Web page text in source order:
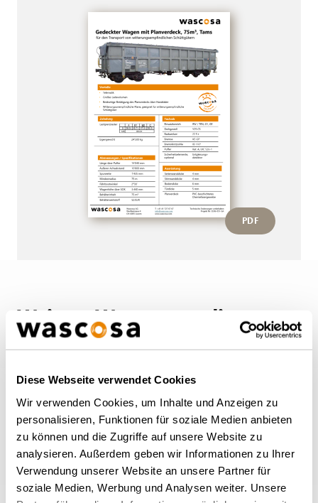
Diese Webseite verwendet Cookies
Wir verwenden Cookies, um Inhalte und Anzeigen zu
personalisieren, Funktionen für soziale Medien anbieten
zu können und die Zugriffe auf unsere Website zu
analysieren. Außerdem geben wir Informationen zu Ihrer
Verwendung unserer Website an unsere Partner für
soziale Medien, Werbung und Analysen weiter. Unsere
PDF
Weitere Wagen von diesem
Typ
ZURÜCK ZUR ÜBERSICHT